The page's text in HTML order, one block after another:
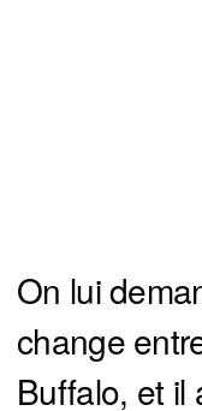
On lui
change
Buffalo, et il